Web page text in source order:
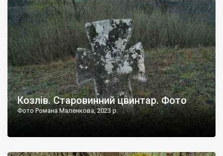
не видно, але видно дві стареньких колії у траві – […]
Козлів. Старовинний цвинтар. Фото
Фото Романа Маленкова, 2023 р.